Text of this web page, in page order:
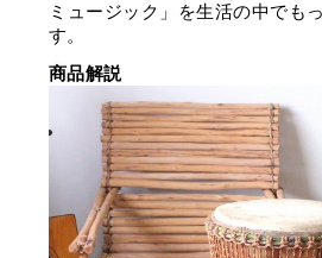
ミュージック」を生活の中でも
す。
商品解説